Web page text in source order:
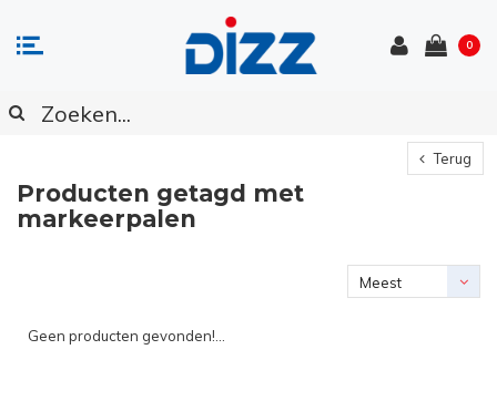
0
Terug
Producten getagd met
markeerpalen
Meest
Geen producten gevonden!...